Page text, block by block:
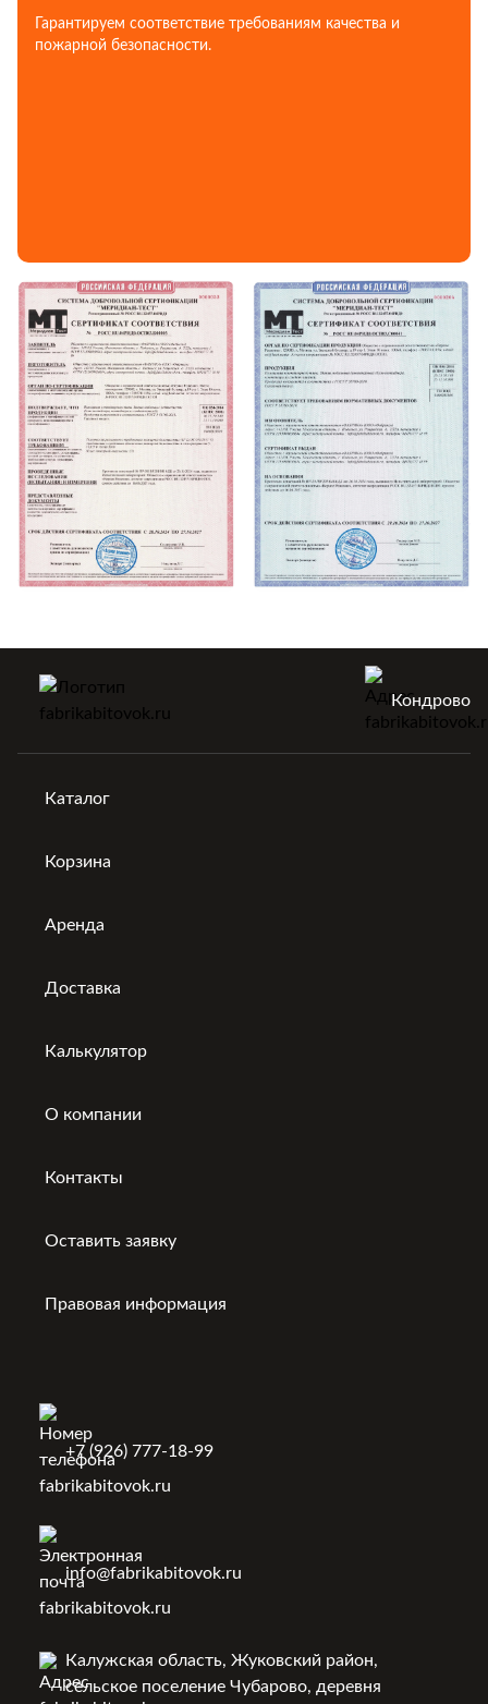
Гарантируем соответствие требованиям качества и
пожарной безопасности.
Кондрово
Каталог
Корзина
Аренда
Доставка
Калькулятор
О компании
Контакты
Оставить заявку
Правовая информация
+7 (926) 777-18-99
info@fabrikabitovok.ru
Калужская область, Жуковский район,
сельское поселение Чубарово, деревня